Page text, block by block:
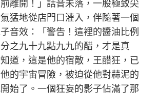
離開！」話音未落，一股極致尖
猛地從店門口灌入，伴隨著一個
音效：「警告！這裡的醬油比例
之九十九點九九的醋，才是真
道，這是他的宿敵，王醋狂，已
的宇宙冒險，被迫從他對蒜泥的
始了。一個狂妄的影子佔滿了那